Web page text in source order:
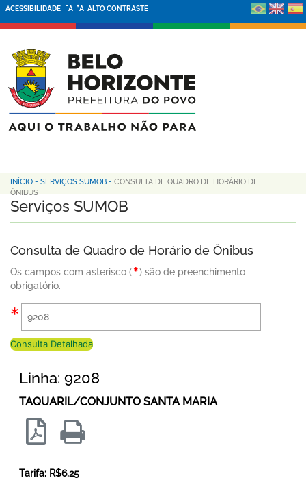
ACESSIBILIDADE -A +A ALTO CONTRASTE
INÍCIO - SERVIÇOS SUMOB - CONSULTA DE QUADRO DE HORÁRIO DE
ÔNIBUS
Serviços SUMOB
Consulta de Quadro de Horário de Ônibus
Os campos com asterisco (
) são de preenchimento
obrigatório.
Consulta Detalhada
Linha: 9208
TAQUARIL/CONJUNTO SANTA MARIA
Tarifa: R$6,25